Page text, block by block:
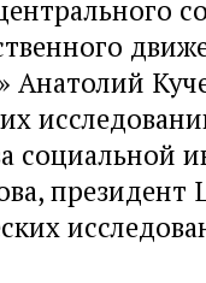
Анатолий
социальной
президент